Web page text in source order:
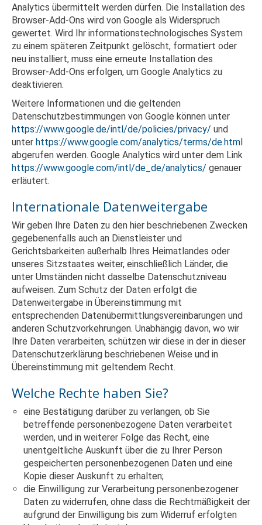
Analytics übermittelt werden dürfen. Die Installation des
Browser-Add-Ons wird von Google als Widerspruch
gewertet. Wird Ihr informationstechnologisches System
zu einem späteren Zeitpunkt gelöscht, formatiert oder
neu installiert, muss eine erneute Installation des
Browser-Add-Ons erfolgen, um Google Analytics zu
deaktivieren.
Weitere Informationen und die geltenden
Datenschutzbestimmungen von Google können unter
https://www.google.de/intl/de/policies/privacy/ und
unter https://www.google.com/analytics/terms/de.html
abgerufen werden. Google Analytics wird unter dem Link
https://www.google.com/intl/de_de/analytics/ genauer
erläutert.
Internationale Datenweitergabe
Wir geben Ihre Daten zu den hier beschriebenen Zwecken
gegebenenfalls auch an Dienstleister und
Gerichtsbarkeiten außerhalb Ihres Heimatlandes oder
unseres Sitzstaates weiter, einschließlich Länder, die
unter Umständen nicht dasselbe Datenschutzniveau
aufweisen. Zum Schutz der Daten erfolgt die
Datenweitergabe in Übereinstimmung mit
entsprechenden Datenübermittlungsvereinbarungen und
anderen Schutzvorkehrungen. Unabhängig davon, wo wir
Ihre Daten verarbeiten, schützen wir diese in der in dieser
Datenschutzerklärung beschriebenen Weise und in
Übereinstimmung mit geltendem Recht.
Welche Rechte haben Sie?
eine Bestätigung darüber zu verlangen, ob Sie
betreffende personenbezogene Daten verarbeitet
werden, und in weiterer Folge das Recht, eine
unentgeltliche Auskunft über die zu Ihrer Person
gespeicherten personenbezogenen Daten und eine
Kopie dieser Auskunft zu erhalten;
die Einwilligung zur Verarbeitung personenbezogener
Daten zu widerrufen, ohne dass die Rechtmäßigkeit der
aufgrund der Einwilligung bis zum Widerruf erfolgten